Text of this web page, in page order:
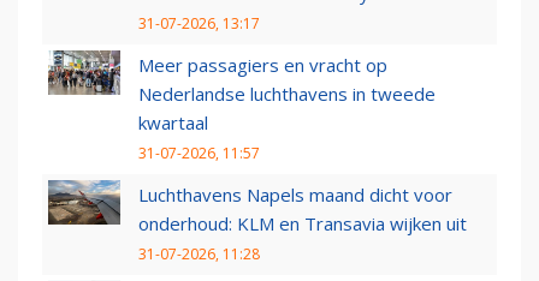
31-07-2026, 13:17
Meer passagiers en vracht op
Nederlandse luchthavens in tweede
kwartaal
31-07-2026, 11:57
Luchthavens Napels maand dicht voor
onderhoud: KLM en Transavia wijken uit
31-07-2026, 11:28